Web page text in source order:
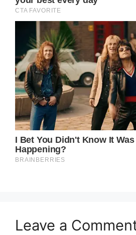
Leave a